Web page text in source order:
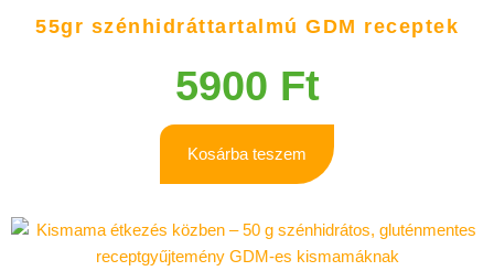
55gr szénhidráttartalmú GDM receptek
5900 Ft
Kosárba teszem